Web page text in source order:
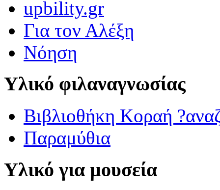
upbility.gr
Για τον Αλέξη
Νόηση
Υλικό φιλαναγνωσίας
Βιβλιοθήκη Κοραή
Παραμύθια
Υλικό για μουσεία